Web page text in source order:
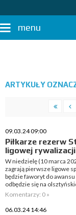
menu
ARTYKUŁY
09.03.24 09:00
Piłkarze rezerw
ligowej rywalizacji
W niedzielę (10 marca
zagrają pierwsze ligowe
będzie faworyt do awansu
odbędzie się na
Komentarzy: 0 »
06.03.24 14:46